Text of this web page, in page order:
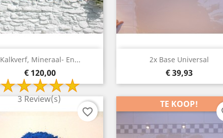
Kalkverf, Mineraal- En...
Prijs
€ 120,00
3 Review(s)
Snelle weergave 2x Base Universal
Prijs
€ 39,93
Snelle weergave
favorite_border
TE KOOP!